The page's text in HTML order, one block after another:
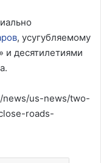
, усугубляемому
и десятилетиями
news/us-news/two-
roads-